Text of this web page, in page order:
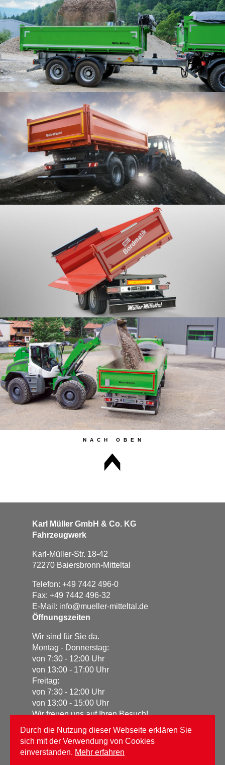
Durch die Nutzung dieser Webseite erklären Sie
sich mit der Verwendung von Cookies
einverstanden. Mehr erfahren
Karl Müller GmbH & Co. KG
Fahrzeugwerk
Karl-Müller-Str. 18-42
72270 Baiersbronn-Mitteltal
Telefon: +49 7442 496-0
Fax: +49 7442 496-32
E-Mail: info@mueller-mitteltal.de
Öffnungszeiten
Wir sind für Sie da.
Montag - Donnerstag:
von 7:30 - 12:00 Uhr
von 13:00 - 17:00 Uhr
Freitag:
von 7:30 - 12:00 Uhr
von 13:00 - 15:00 Uhr
Wir freuen uns auf Ihren Besuch!
Datenschutz
Impressum